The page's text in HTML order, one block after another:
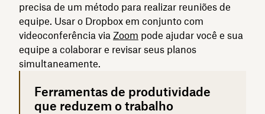
precisa de um método para realizar reuniões de
equipe. Usar o Dropbox em conjunto com
videoconferência via Zoom pode ajudar você e sua
equipe a colaborar e revisar seus planos
simultaneamente.
Ferramentas de produtividade
que reduzem o trabalho